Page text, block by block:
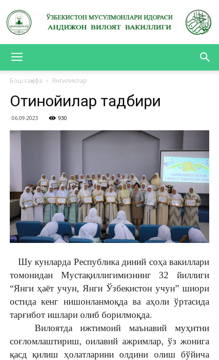
ВИЛОЯТ
Бош саҳифа Янгиликлар
Отинойилар тадбири
06.09.2023 930
Шу кунларда Республика диний соҳа вакиллари
томонидан Мустақиллигимизнинг 32 йиллиги
“Янги ҳаёт учун, Янги Ўзбекистон учун” шиори
остида кенг нишонланмоқда ва аҳоли ўртасида
тарғибот ишлари олиб борилмоқда.
Вилоятда ижтимоий маънавий муҳитни
соғломлаштириш, оилавий ажримлар, ўз жонига
қасд қилиш ҳолатларини олдини олиш бўйича